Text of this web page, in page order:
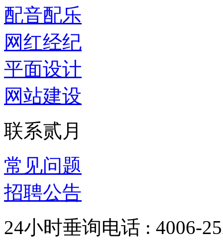
配音配乐
网红经纪
平面设计
网站建设
联系贰月
常见问题
招聘公告
24小时垂询电话 : 4006-